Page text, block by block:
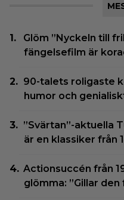
Glöm ”Nyckeln till
fängelsefilm är
90-talets roligaste
humor och
”Svärtan”-aktuella
är en klassiker från
Actionsuccén från
glömma: ”Gillar